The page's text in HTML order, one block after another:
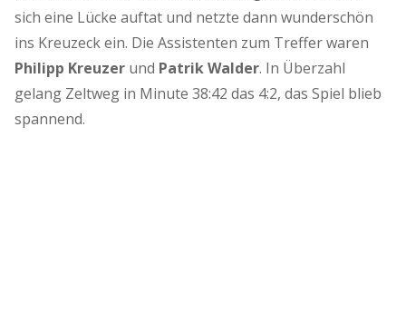
sich eine Lücke auftat und netzte dann wunderschön
ins Kreuzeck ein. Die Assistenten zum Treffer waren
Philipp Kreuzerund Patrik Walder. In Überzahl
gelang Zeltweg in Minute 38:42 das 4:2, das Spiel blieb
spannend.